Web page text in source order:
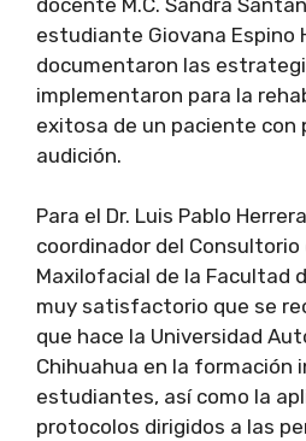
estudiante Giovana Espino
documentaron las
implementaron para la
exitosa de un paciente con
audición.
Para el Dr. Luis Pablo
coordinador del Consultorio
Maxilofacial de la Facultad
muy satisfactorio que se
que hace la Universidad
Chihuahua en la formación
estudiantes, así como la
protocolos dirigidos a las